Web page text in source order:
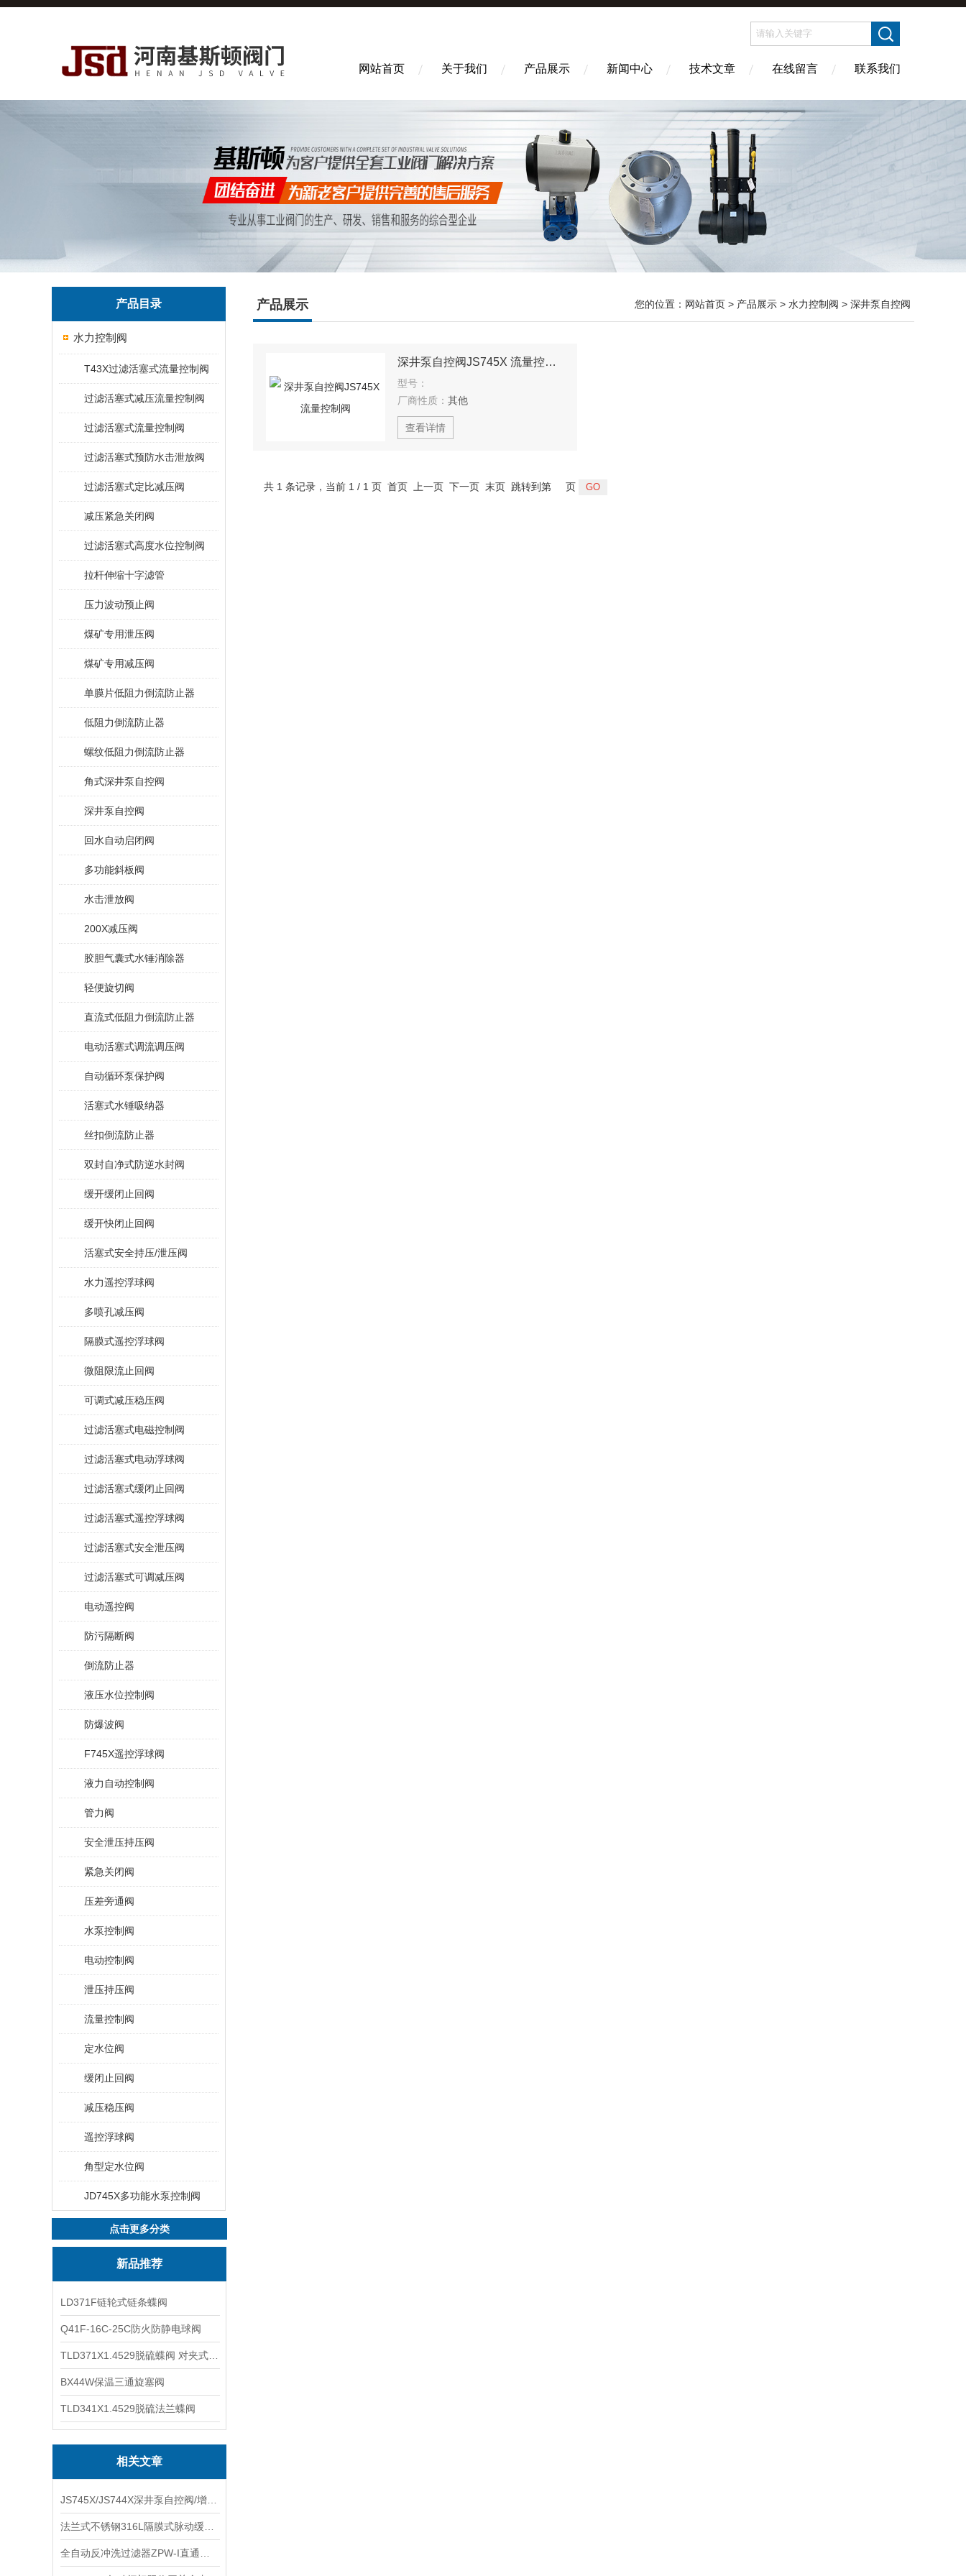
网站首页 关于我们 产品展示 新闻中心 技术文章 在线留言 联系我们
产品目录
水力控制阀
T43X过滤活塞式流量控制阀
过滤活塞式减压流量控制阀
过滤活塞式流量控制阀
过滤活塞式预防水击泄放阀
过滤活塞式定比减压阀
减压紧急关闭阀
过滤活塞式高度水位控制阀
拉杆伸缩十字滤管
压力波动预止阀
煤矿专用泄压阀
煤矿专用减压阀
单膜片低阻力倒流防止器
低阻力倒流防止器
螺纹低阻力倒流防止器
角式深井泵自控阀
深井泵自控阀
回水自动启闭阀
多功能斜板阀
水击泄放阀
200X减压阀
胶胆气囊式水锤消除器
轻便旋切阀
直流式低阻力倒流防止器
电动活塞式调流调压阀
自动循环泵保护阀
活塞式水锤吸纳器
丝扣倒流防止器
双封自净式防逆水封阀
缓开缓闭止回阀
缓开快闭止回阀
活塞式安全持压/泄压阀
水力遥控浮球阀
多喷孔减压阀
隔膜式遥控浮球阀
微阻限流止回阀
可调式减压稳压阀
过滤活塞式电磁控制阀
过滤活塞式电动浮球阀
过滤活塞式缓闭止回阀
过滤活塞式遥控浮球阀
过滤活塞式安全泄压阀
过滤活塞式可调减压阀
电动遥控阀
防污隔断阀
倒流防止器
液压水位控制阀
防爆波阀
F745X遥控浮球阀
液力自动控制阀
管力阀
安全泄压持压阀
紧急关闭阀
压差旁通阀
水泵控制阀
电动控制阀
泄压持压阀
流量控制阀
定水位阀
缓闭止回阀
减压稳压阀
遥控浮球阀
角型定水位阀
JD745X多功能水泵控制阀
点击更多分类
新品推荐
LD371F链轮式链条蝶阀
Q41F-16C-25C防火防静电球阀
BX44W保温三通旋塞阀
TLD341X1.4529脱硫法兰蝶阀
相关文章
产品展示 您的位置： 网站首页 > 产品展示 > 水力控制阀 > 深井泵自控阀
深井泵自控阀JS745X 流量控制阀
型号：
厂商性质： 其他
查看详情
共 1 条记录，当前 1 / 1 页 首页 上一页 下一页 末页 跳转到第 页